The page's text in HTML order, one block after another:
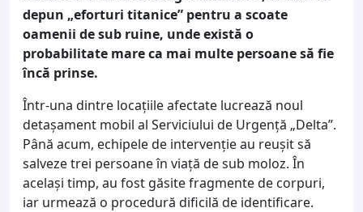
depun „eforturi titanice” pentru a scoate
oamenii de sub ruine, unde există o
probabilitate mare ca mai multe persoane să fie
încă prinse.
Într-una dintre locațiile afectate lucrează noul
detașament mobil al Serviciului de Urgență „Delta”.
Până acum, echipele de intervenție au reușit să
salveze trei persoane în viață de sub moloz. În
același timp, au fost găsite fragmente de corpuri,
iar urmează o procedură dificilă de identificare.